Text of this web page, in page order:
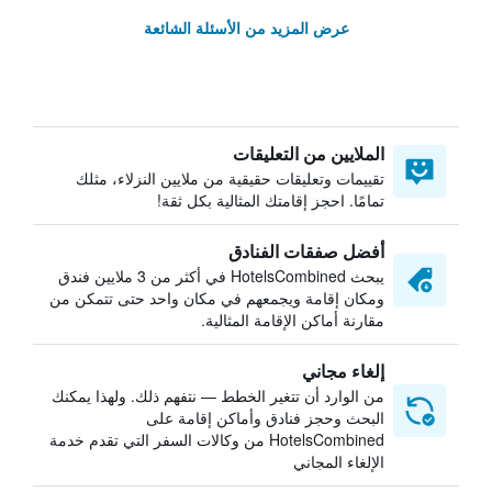
عرض المزيد من الأسئلة الشائعة
الملايين من التعليقات
تقييمات وتعليقات حقيقية من ملايين النزلاء، مثلك
تمامًا. احجز إقامتك المثالية بكل ثقة!
أفضل صفقات الفنادق
يبحث HotelsCombined في أكثر من 3 ملايين فندق
ومكان إقامة ويجمعهم في مكان واحد حتى تتمكن من
مقارنة أماكن الإقامة المثالية.
إلغاء مجاني
من الوارد أن تتغير الخطط — نتفهم ذلك. ولهذا يمكنك
البحث وحجز فنادق وأماكن إقامة على
HotelsCombined من وكالات السفر التي تقدم خدمة
الإلغاء المجاني